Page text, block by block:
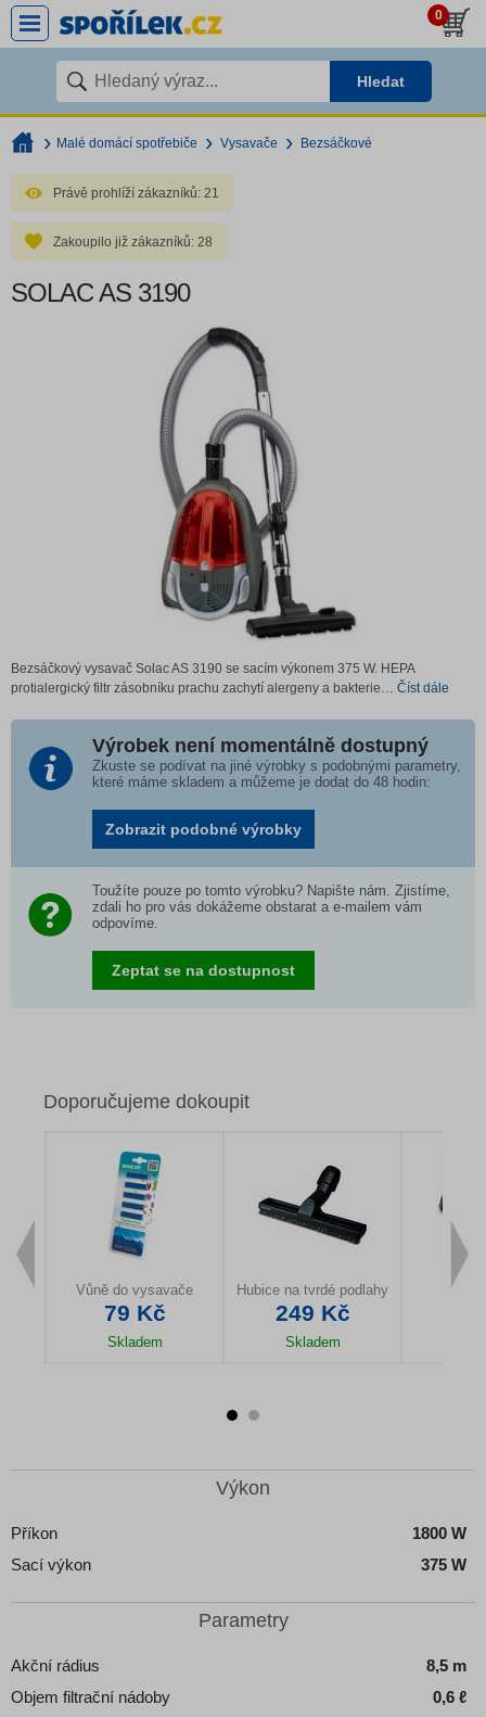
0
Hledat
Malé domácí spotřebiče Vysavače Bezsáčkové
Právě prohlíží zákazníků: 21
Zakoupilo již zákazníků: 28
SOLAC AS 3190
Bezsáčkový vysavač Solac AS 3190 se sacím výkonem 375 W. HEPA
protialergický filtr zásobníku prachu zachytí alergeny a bakterie… Číst dále
Výrobek není momentálně dostupný
Zkuste se podívat na jiné výrobky s podobnými parametry,
které máme skladem a můžeme je dodat do 48 hodin:
Zobrazit podobné výrobky
Toužíte pouze po tomto výrobku? Napište nám. Zjistíme,
zdali ho pro vás dokážeme obstarat a e-mailem vám
odpovíme.
Zeptat se na dostupnost
Doporučujeme dokoupit
Vůně do vysavače
79 Kč
Skladem
Hubice na tvrdé podlahy
249 Kč
Skladem
Výkon
Příkon
1800 W
Sací výkon
375 W
Parametry
Akční rádius
8,5 m
Objem filtrační nádoby
0,6 ℓ